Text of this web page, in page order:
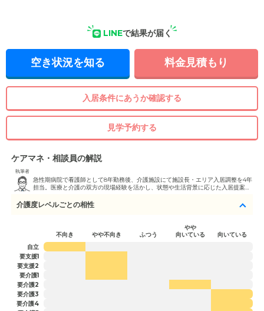
LINEで結果が届く
空き状況を知る 料金見積もり
入居条件にあうか確認する
見学予約する
ケアマネ・相談員の解説
執筆者
急性期病院で看護師として8年勤務後、介護施設にて施設長・エリア入居調整を4年
担当。医療と介護の双方の現場経験を活かし、状態や生活背景に応じた入居提案・
介護度レベルごとの相性
不向き やや不向き ふつう
やや
向いている
向いている
自立
要支援1
要支援2
要介護1
要介護2
要介護3
要介護4